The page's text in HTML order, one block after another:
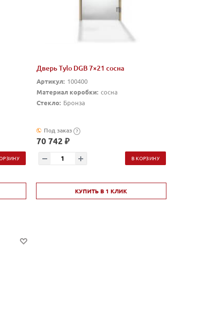
Дверь Tylo DGB 7×21 сосна
Артикул: 100400
Материал коробки: сосна
Стекло: Бронза
Под заказ ?
70 742 ₽
В КОРЗИНУ
КУПИТЬ В 1 КЛИК